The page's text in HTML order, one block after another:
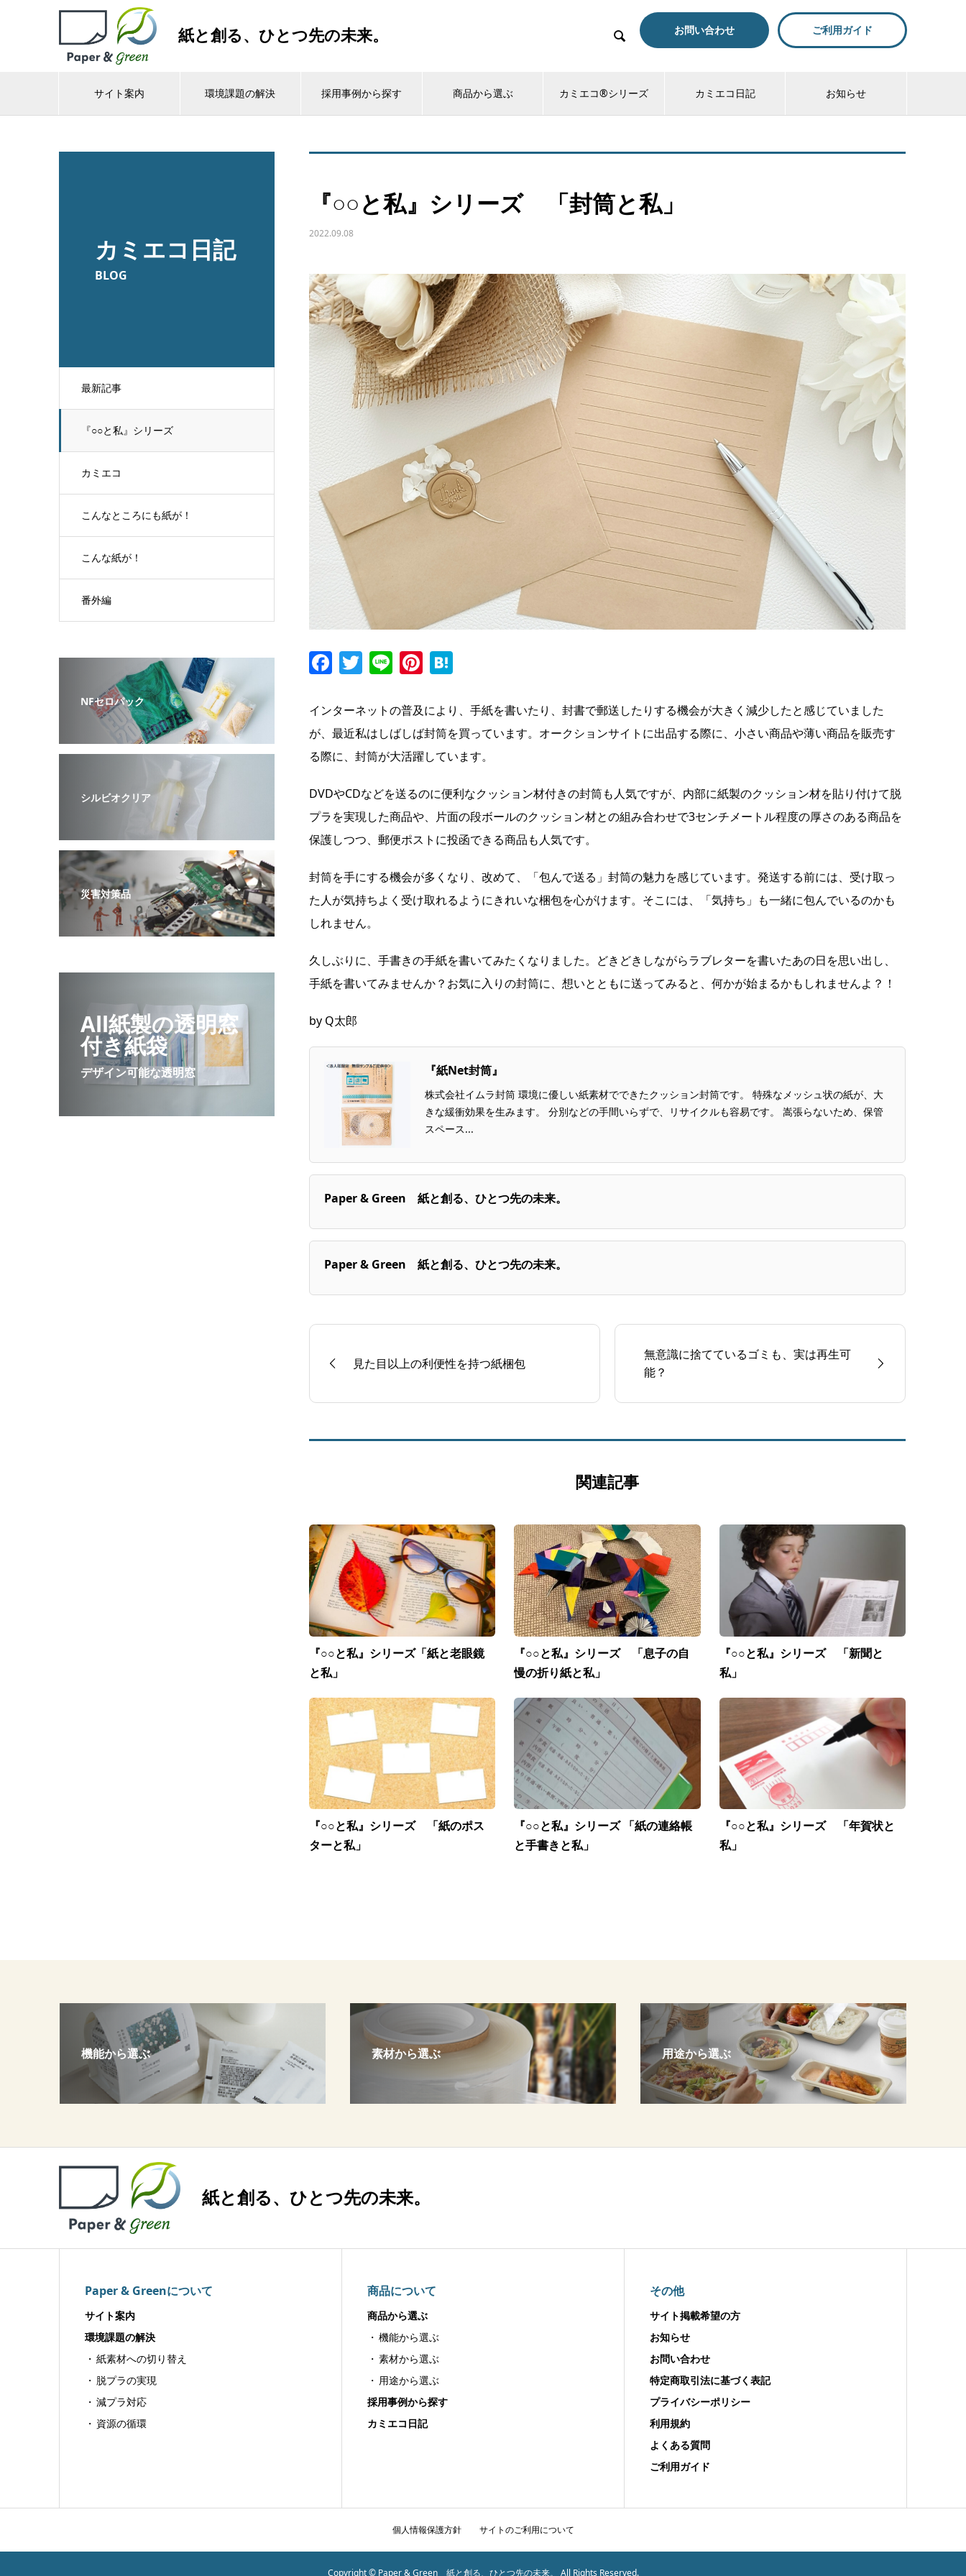
紙と創る、ひとつ先の未来。  お問い合わせ ご利用ガイド
サイト案内 環境課題の解決 採用事例から探す 商品から選ぶ カミエコ®シリーズ カミエコ日記 お知らせ
カミエコ日記
BLOG
最新記事
『○○と私』シリーズ
カミエコ
こんなところにも紙が！
こんな紙が！
番外編
『○○と私』シリーズ 「封筒と私」
2022.09.08
Facebook
Twitter
LinePinterest
インターネットの普及により、手紙を書いたり、封書で郵送したりする機会が大きく減少したと感じていました
が、最近私はしばしば封筒を買っています。オークションサイトに出品する際に、小さい商品や薄い商品を販売す
る際に、封筒が大活躍しています。
DVDやCDなどを送るのに便利なクッション材付きの封筒も人気ですが、内部に紙製のクッション材を貼り付けて脱
プラを実現した商品や、片面の段ボールのクッション材との組み合わせで3センチメートル程度の厚さのある商品を
保護しつつ、郵便ポストに投函できる商品も人気です。
封筒を手にする機会が多くなり、改めて、「包んで送る」封筒の魅力を感じています。発送する前には、受け取っ
た人が気持ちよく受け取れるようにきれいな梱包を心がけます。そこには、「気持ち」も一緒に包んでいるのかも
しれません。
久しぶりに、手書きの手紙を書いてみたくなりました。どきどきしながらラブレターを書いたあの日を思い出し、
手紙を書いてみませんか？お気に入りの封筒に、想いとともに送ってみると、何かが始まるかもしれませんよ？！
by Q太郎
『紙Net封筒』
株式会社イムラ封筒 環境に優しい紙素材でできたクッション封筒です。 特殊なメッシュ状の紙が、大
きな緩衝効果を生みます。 分別などの手間いらずで、リサイクルも容易です。 嵩張らないため、保管
スペース...
Paper & Green 紙と創る、ひとつ先の未来。
Paper & Green 紙と創る、ひとつ先の未来。
見た目以上の利便性を持つ紙梱包
無意識に捨てているゴミも、実は再生可
能？
関連記事
『○○と私』シリーズ「紙と老眼鏡
と私」
『○○と私』シリーズ 「息子の自
慢の折り紙と私」
『○○と私』シリーズ 「新聞と
私」
『○○と私』シリーズ 「紙のポス
ターと私」
『○○と私』シリーズ 「紙の連絡帳
と手書きと私」
『○○と私』シリーズ 「年賀状と
私」
NFセロパック
シルビオクリア
災害対策品
All紙製の透明窓
付き紙袋
デザイン可能な透明窓
機能から選ぶ 素材から選ぶ 用途から選ぶ
紙と創る、ひとつ先の未来。
Paper & Greenについて
サイト案内
環境課題の解決
紙素材への切り替え
脱プラの実現
減プラ対応
資源の循環
商品について
商品から選ぶ
機能から選ぶ
素材から選ぶ
用途から選ぶ
採用事例から探す
カミエコ日記
その他
サイト掲載希望の方
お知らせ
お問い合わせ
特定商取引法に基づく表記
プライバシーポリシー
利用規約
よくある質問
ご利用ガイド
個人情報保護方針 サイトのご利用について
Copyright © Paper & Green 紙と創る、ひとつ先の未来。 All Rights Reserved.